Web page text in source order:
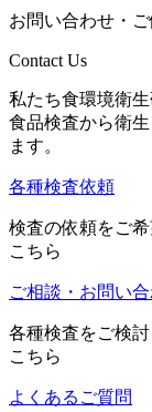
お問い合わせ・
Contact Us
私たち食環境衛
食品検査から衛
ます。
各種検査依頼
検査の依頼をご
こちら
ご相談・お問い
各種検査をご検
こちら
よくあるご質問